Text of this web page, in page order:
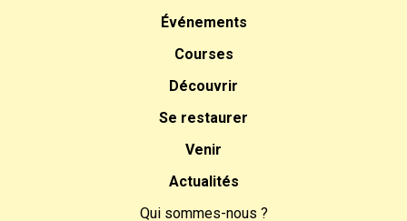
Événements
Courses
Découvrir
Se restaurer
Venir
Actualités
Qui sommes-nous ?